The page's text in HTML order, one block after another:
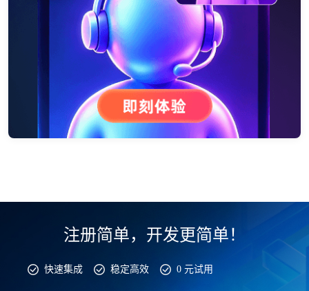
注册简单，开发更简单！
快速集成 稳定高效 0 元试用